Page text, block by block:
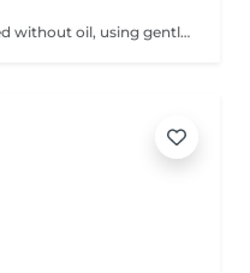
Traditional Thai massage performed without oil, using gentle stretching and acupressure techniques to relieve muscle tension, improve flexibility, and promote deep relaxation.